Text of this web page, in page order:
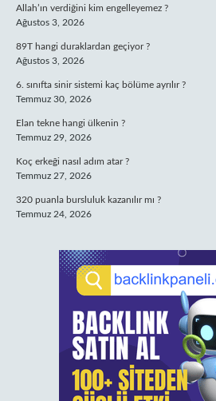
Allah’ın verdiğini kim engelleyemez ?
Ağustos 3, 2026
89T hangi duraklardan geçiyor ?
Ağustos 3, 2026
6. sınıfta sinir sistemi kaç bölüme ayrılır ?
Temmuz 30, 2026
Elan tekne hangi ülkenin ?
Temmuz 29, 2026
Koç erkeği nasıl adım atar ?
Temmuz 27, 2026
320 puanla bursluluk kazanılır mı ?
Temmuz 24, 2026